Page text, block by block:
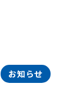
お知らせ